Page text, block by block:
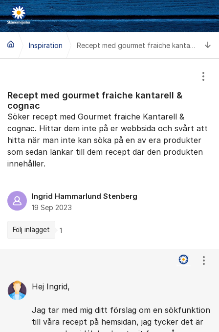
Hoppa till innehåll
Inspiration Recept med gourmet fraiche kantarell & cognac
Recept med gourmet fraiche kantarell &
cognac
Söker recept med Gourmet fraiche Kantarell &
cognac. Hittar dem inte på er webbsida och svårt att
hitta när man inte kan söka på en av era produkter
som sedan länkar till dem recept där den produkten
innehåller.
Ingrid Hammarlund Stenberg
19 Sep 2023
Följ inlägget 1
Hej Ingrid,
Jag tar med mig ditt förslag om en sökfunktion
till våra recept på hemsidan, jag tycker det är